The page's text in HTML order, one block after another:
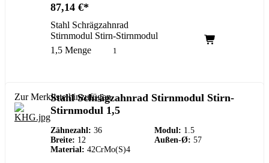
87,14 €
Stahl Schrägzahnrad
Stirnmodul Stirn-Stirnmodul
1,5 Menge
Zur Merkliste hinzufügen
Stahl Schrägzahnrad Stirnmodul Stirn-
Stirnmodul 1,5
Zähnezahl: 36 Modul: 1.5
Breite: 12 Außen-Ø: 57
Material: 42CrMo(S)4